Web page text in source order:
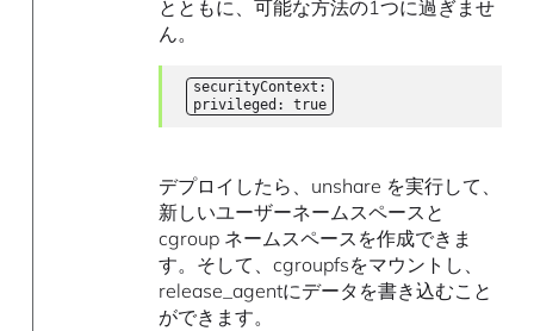
とともに、可能な方法の1つに過ぎませ
ん。
securityContext:
privileged: true
デプロイしたら、unshare を実行して、
新しいユーザーネームスペースと
cgroup ネームスペースを作成できま
す。そして、cgroupfsをマウントし、
release_agentにデータを書き込むこと
ができます。